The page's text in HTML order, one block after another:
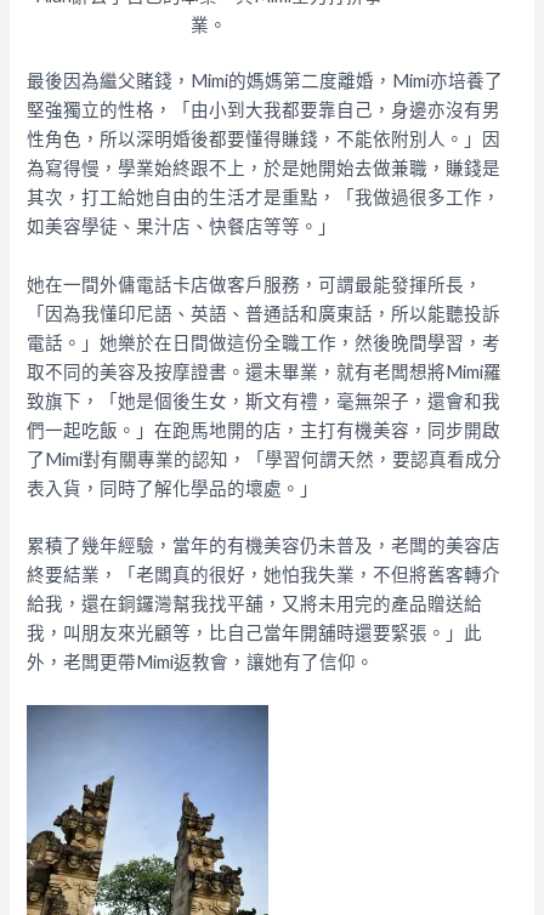
業。
最後因為繼父賭錢，Mimi的媽媽第二度離婚，Mimi亦培養了
堅強獨立的性格，「由小到大我都要靠自己，身邊亦沒有男
性角色，所以深明婚後都要懂得賺錢，不能依附別人。」因
為寫得慢，學業始終跟不上，於是她開始去做兼職，賺錢是
其次，打工給她自由的生活才是重點，「我做過很多工作，
如美容學徒、果汁店、快餐店等等。」
她在一間外傭電話卡店做客戶服務，可謂最能發揮所長，
「因為我懂印尼語、英語、普通話和廣東話，所以能聽投訴
電話。」她樂於在日間做這份全職工作，然後晚間學習，考
取不同的美容及按摩證書。還未畢業，就有老闆想將Mimi羅
致旗下，「她是個後生女，斯文有禮，毫無架子，還會和我
們一起吃飯。」在跑馬地開的店，主打有機美容，同步開啟
了Mimi對有關專業的認知，「學習何謂天然，要認真看成分
表入貨，同時了解化學品的壞處。」
累積了幾年經驗，當年的有機美容仍未普及，老闆的美容店
終要結業，「老闆真的很好，她怕我失業，不但將舊客轉介
給我，還在銅鑼灣幫我找平舖，又將未用完的產品贈送給
我，叫朋友來光顧等，比自己當年開舖時還要緊張。」此
外，老闆更帶Mimi返教會，讓她有了信仰。